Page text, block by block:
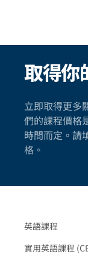
取得你
立即取得更多
們的課程價格
時間而定。請
格。
英語課程
實用英語課程